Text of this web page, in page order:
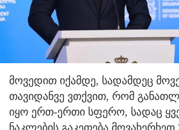
მოვედით იქამდე, სადამდეც
თავიდანვე ვთქვით, რომ
იყო ერთ-ერთი სფერო, სადაც